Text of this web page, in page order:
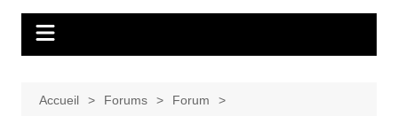
Accueil Forums
Forum